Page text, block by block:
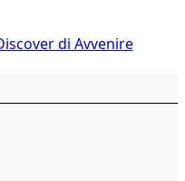
di Avvenire